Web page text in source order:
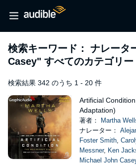
検索キーワード： ナレータ
Casey" すべてのカテゴリー
検索結果 342 のうち 1 - 20 件
Artificial
Adaptation)
著者：
Martha
ナレーター：
Foster Smith,
Messner, Ken
Michael John